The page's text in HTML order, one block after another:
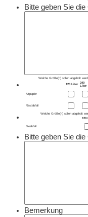
Bitte geben Sie
Welche Größe(n) sollen abgeholt
120 Liter
240
Liter
Altpapier
Restabfall
Welche Größe(n) sollen abgeholt
120
Bioabfall
Bitte geben Sie
Bemerkung